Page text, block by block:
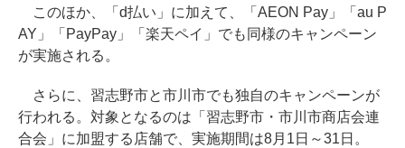
このほか、「d払い」に加えて、「AEON Pay」「au P
AY」「PayPay」「楽天ペイ」でも同様のキャンペーン
が実施される。
さらに、習志野市と市川市でも独自のキャンペーンが
行われる。対象となるのは「習志野市・市川市商店会連
合会」に加盟する店舗で、実施期間は8月1日～31日。